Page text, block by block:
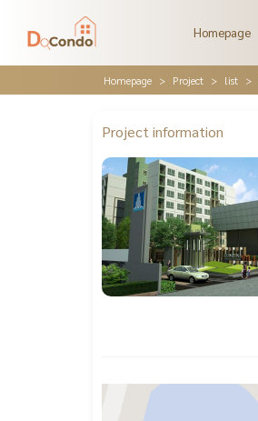
Homepage
Homepage Project list
Project information